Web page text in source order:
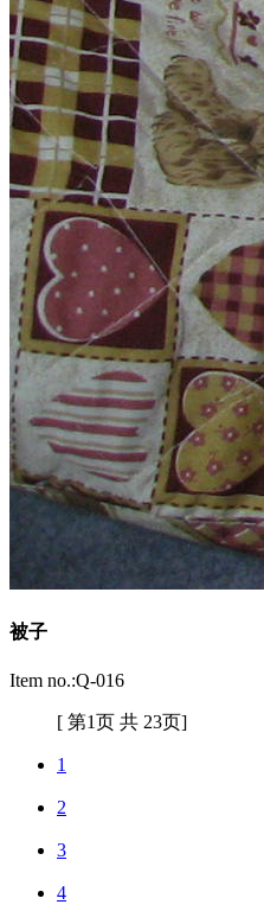
被子
Item no.:Q-016
[ 第1页 共 23页]
1
2
3
4